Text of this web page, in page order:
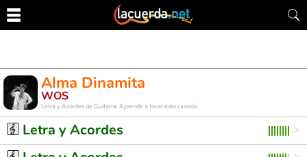
Alma Dinamita
WOS
Letra y Acordes de Guitarra. Aprende a tocar esta canción
Letra y Acordes